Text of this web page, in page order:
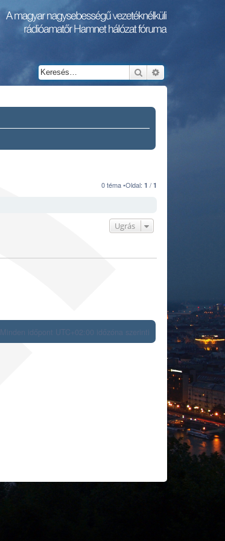
Keresés
0 téma •Oldal: 1 / 1
Ugrás
Minden időpont UTC+02:00 időzóna szerinti